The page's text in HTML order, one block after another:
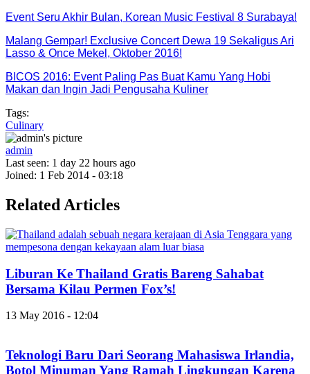
Event Seru Akhir Bulan, Korean Music Festival 8 Surabaya!
Malang Gempar! Exclusive Concert Dewa 19 Sekaligus Ari
Lasso & Once Mekel, Oktober 2016!
BICOS 2016: Event Paling Pas Buat Kamu Yang Hobi
Makan dan Ingin Jadi Pengusaha Kuliner
Tags:
Culinary
admin
Last seen: 1 day 22 hours ago
Joined: 1 Feb 2014 - 03:18
Related Articles
Liburan Ke Thailand Gratis Bareng Sahabat
Bersama Kilau Permen Fox’s!
13 May 2016 - 12:04
Teknologi Baru Dari Seorang Mahasiswa Irlandia,
Botol Minuman Yang Ramah Lingkungan Karena